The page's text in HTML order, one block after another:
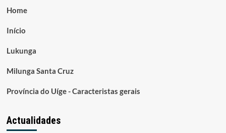
Home
Início
Lukunga
Milunga Santa Cruz
Província do Uíge - Caracteristas gerais
Actualidades